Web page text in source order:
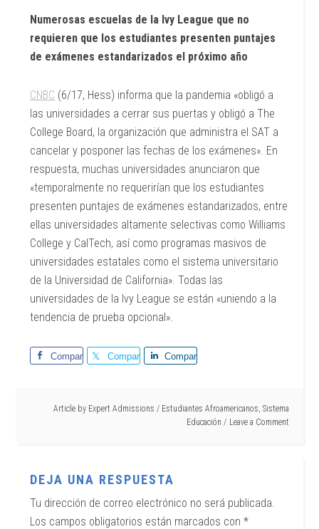
Numerosas escuelas de la Ivy League que no
requieren que los estudiantes presenten puntajes
de exámenes estandarizados el próximo año
CNBC (6/17, Hess) informa que la pandemia «obligó a
las universidades a cerrar sus puertas y obligó a The
College Board, la organización que administra el SAT a
cancelar y posponer las fechas de los exámenes». En
respuesta, muchas universidades anunciaron que
«temporalmente no requerirían que los estudiantes
presenten puntajes de exámenes estandarizados, entre
ellas universidades altamente selectivas como Williams
College y CalTech, así como programas masivos de
universidades estatales como el sistema universitario
de la Universidad de California». Todas las
universidades de la Ivy League se están «uniendo a la
tendencia de prueba opcional».
Comparte Comparte Comparte
Article by Expert Admissions / Estudiantes Afroamericanos, Sistema
Educación
Leave a Comment
DEJA UNA RESPUESTA
Tu dirección de correo electrónico no será publicada.
Los campos obligatorios están marcados con*